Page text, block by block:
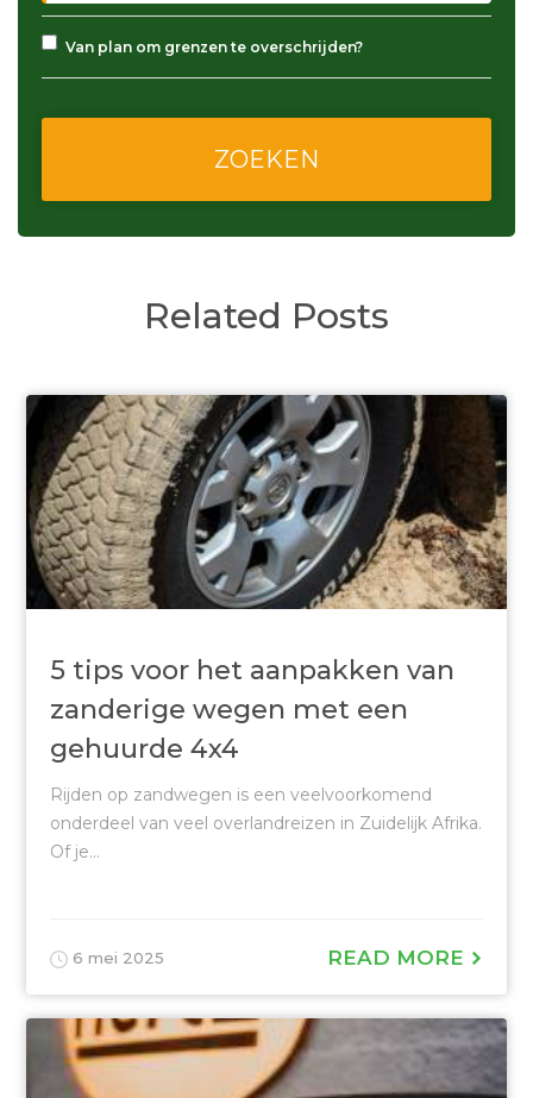
Van plan om grenzen te overschrijden?
Related Posts
5 tips voor het aanpakken van
zanderige wegen met een
gehuurde 4x4
Rijden op zandwegen is een veelvoorkomend
onderdeel van veel overlandreizen in Zuidelijk Afrika.
Of je...
6 mei 2025 READ MORE